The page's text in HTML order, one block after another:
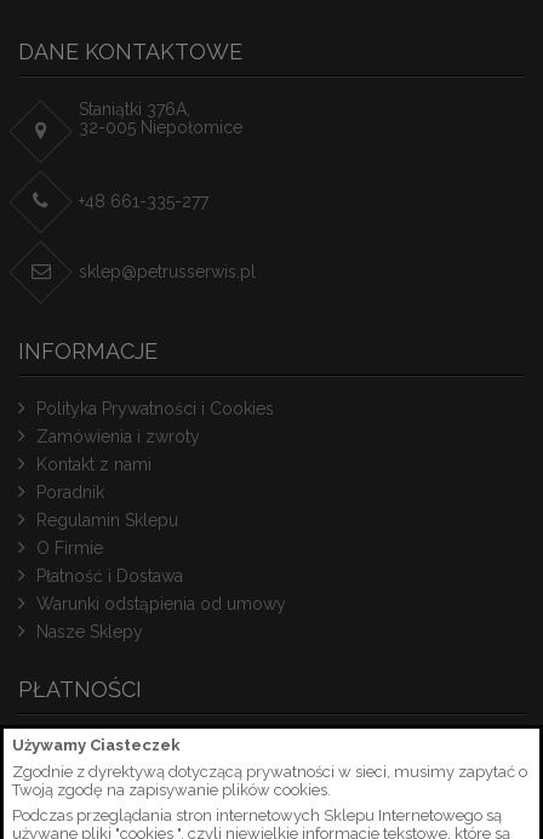
Używamy Ciasteczek
Zgodnie z dyrektywą dotyczącą prywatności w sieci, musimy zapytać o
Twoją zgodę na zapisywanie plików cookies.
Podczas przeglądania stron internetowych Sklepu Internetowego są
używane pliki "cookies ", czyli niewielkie informacje tekstowe, które są
DANE KONTAKTOWE
Staniątki 376A,
32-005 Niepołomice
+48 661-335-277
sklep@petrusserwis.pl
INFORMACJE
Polityka Prywatności i Cookies
Zamówienia i zwroty
Kontakt z nami
Poradnik
Regulamin Sklepu
O Firmie
Płatność i Dostawa
Warunki odstąpienia od umowy
Nasze Sklepy
PŁATNOŚCI